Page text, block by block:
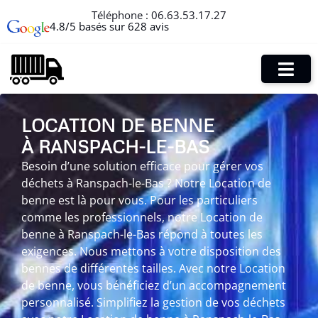
Téléphone : 06.63.53.17.27
4.8/5 basés sur 628 avis
LOCATION DE BENNE
À RANSPACH-LE-BAS
Besoin d’une solution efficace pour gérer vos
déchets à Ranspach-le-Bas ? Notre Location de
benne est là pour vous. Pour les particuliers
comme les professionnels, notre Location de
benne à Ranspach-le-Bas répond à toutes les
exigences. Nous mettons à votre disposition des
bennes de différentes tailles. Avec notre Location
de benne, vous bénéficiez d’un accompagnement
personnalisé. Simplifiez la gestion de vos déchets